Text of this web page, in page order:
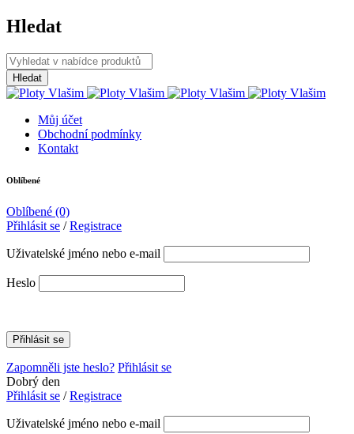
Hledat
Můj účet
Obchodní podmínky
Kontakt
Oblíbené
Oblíbené (0)
Přihlásit se /Registrace
Uživatelské jméno nebo e-mail
Heslo
Zapomněli jste heslo? Přihlásit se
Dobrý den
Přihlásit se /Registrace
Uživatelské jméno nebo e-mail